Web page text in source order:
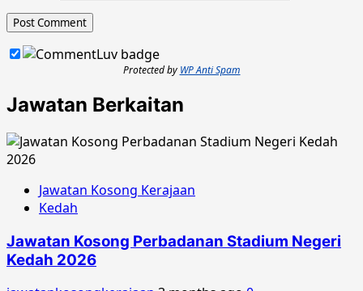
Protected by WP Anti Spam
Jawatan Berkaitan
Jawatan Kosong Kerajaan
Kedah
Jawatan Kosong Perbadanan Stadium Negeri
Kedah 2026